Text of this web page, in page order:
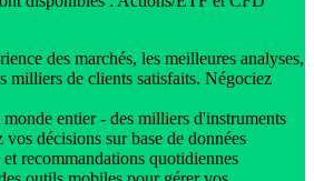
des marchés, les meilleures analyses,
milliers de clients satisfaits. Négociez
entier - des milliers d'instruments
décisions sur base de données
recommandations quotidiennes